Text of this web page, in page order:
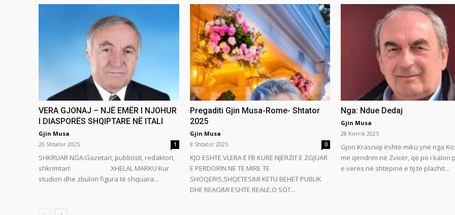
VERA GJONAJ – NJË EMËR I NJOHUR
I DIASPORËS SHQIPTARE NË ITALI
Gjin Musa
20 Shtator 2025
1
SHKRUAR NGA:GazetarI, publicistI, redaktorI,
shkrimtarI: XHELAL MARKU Kur
studion dhe zbulon figura të shquara...
Pregaditi Gjin Musa-Rome- Shtator
2025
Gjin Musa
8 Shtator 2025
0
KJO ESHTE VLERA E FB KURE NJERZIT E ZGJUAR
E PERDORIN NE TE MIRE TE
SHOQERIS,SHQETESIMI KETU BEHET PUBLIK
DHE REAGIMI ESHTE REALE.O SOT...
Nga: Ndue Dedaj
Gjin Musa
28 Korrik 2025
Gjon Krasniqi është miku ynë nga
me qendrim në Zvicër, që po i kalon
e verës në shtëpinë e tij të plazhit...